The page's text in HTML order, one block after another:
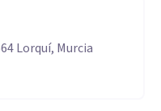
Lorquí, Murcia